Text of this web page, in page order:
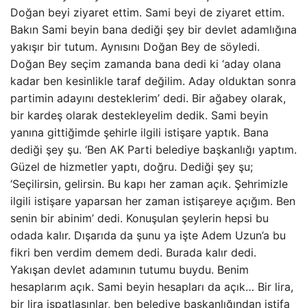
Doğan beyi ziyaret ettim. Sami beyi de ziyaret ettim.
Bakın Sami beyin bana dediği şey bir devlet adamlığına
yakışır bir tutum. Aynısını Doğan Bey de söyledi.
Doğan Bey seçim zamanda bana dedi ki ‘aday olana
kadar ben kesinlikle taraf değilim. Aday olduktan sonra
partimin adayını desteklerim’ dedi. Bir ağabey olarak,
bir kardeş olarak destekleyelim dedik. Sami beyin
yanına gittiğimde şehirle ilgili istişare yaptık. Bana
dediği şey şu. ‘Ben AK Parti belediye başkanlığı yaptım.
Güzel de hizmetler yaptı, doğru. Dediği şey şu;
‘Seçilirsin, gelirsin. Bu kapı her zaman açık. Şehrimizle
ilgili istişare yaparsan her zaman istişareye açığım. Ben
senin bir abinim’ dedi. Konuşulan şeylerin hepsi bu
odada kalır. Dışarıda da şunu ya işte Adem Uzun’a bu
fikri ben verdim demem dedi. Burada kalır dedi.
Yakışan devlet adamının tutumu buydu. Benim
hesaplarım açık. Sami beyin hesapları da açık… Bir lira,
bir lira ispatlasınlar, ben belediye başkanlığından istifa